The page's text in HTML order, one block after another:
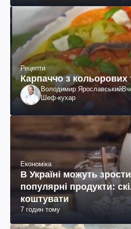
Рецепти
Карпаччо з кольорових
Володимир Ярославський
Шеф-кухар
Економіка
В Україні можуть
популярні продукти:
коштувати
7 годин тому